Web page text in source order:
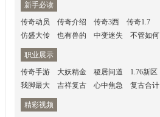
新手必读
传奇动员
传奇介绍 传奇3西
传奇1.7
仿盛大传
也有兽的 中变迷失 不管如何
职业展示
传奇手游
大妖精金 稷居问道
1.76新区
我脚最大
吉祥复古 心中焦急 复古合计
精彩视频